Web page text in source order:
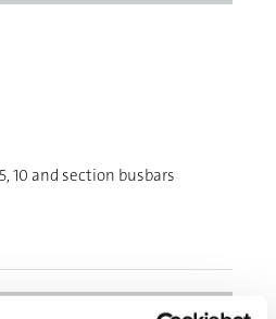
10 and section busbars